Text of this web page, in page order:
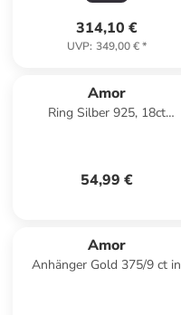
314,10 €
UVP: 349,00 €*
Amor
Ring Silber 925, 18ct
54,99 €
Amor
Anhänger Gold 375/9 ct in